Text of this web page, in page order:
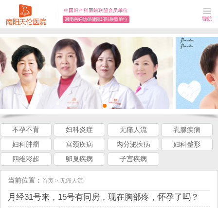
不孕不育 妇科炎症 无痛人流
乳腺疾病
妇科肿瘤
宫颈疾病 内分泌疾病
妇科整形
四维彩超
卵巢疾病 子宫疾病
当前位置： 首页 > 无痛人流
月经31号来，15号有同房，现在胸部疼，怀孕了吗？